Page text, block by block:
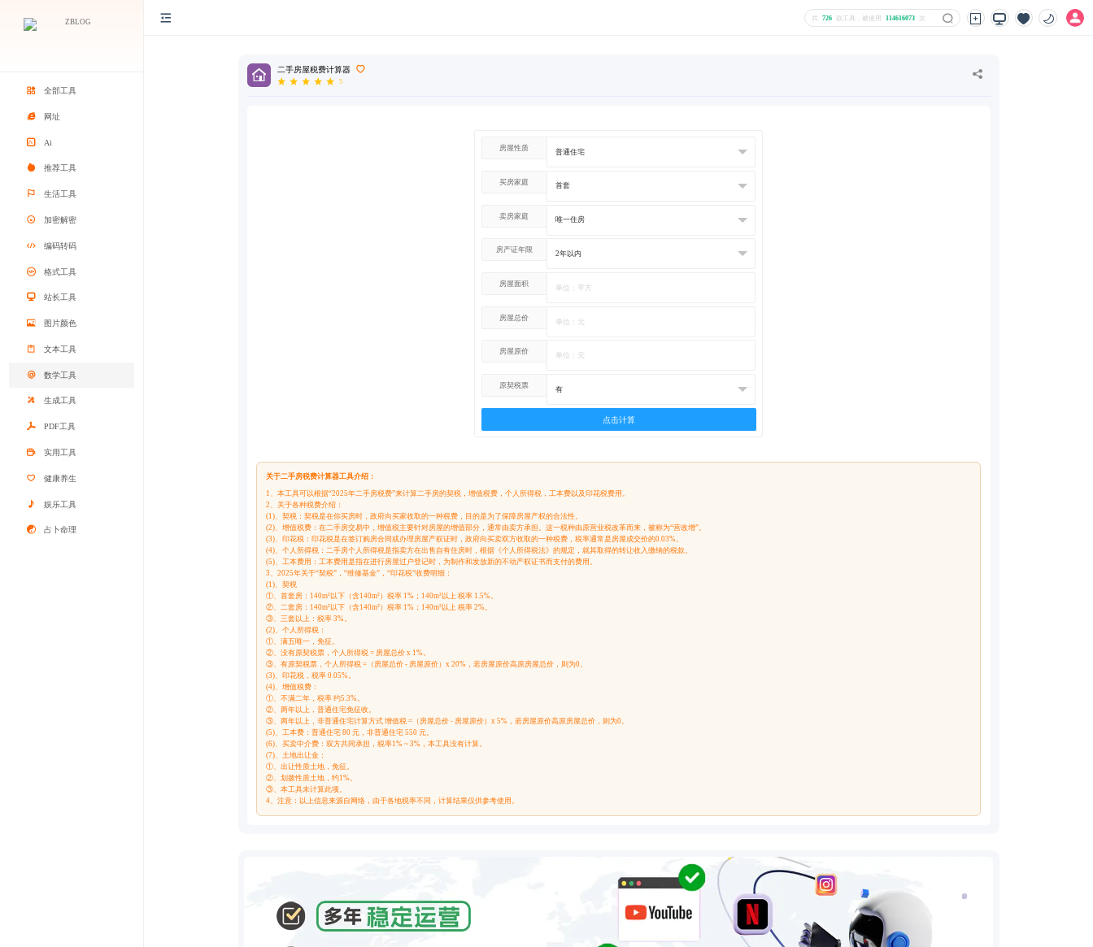
全部工具
网址
Ai
推荐工具
生活工具
加密解密
编码转码
格式工具
站长工具
图片颜色
文本工具
数学工具
生成工具
PDF工具
实用工具
健康养生
娱乐工具
占卜命理
共 726 款工具，被使用 114616073 次
二手房屋税费计算器
5
房屋性质
买房家庭
卖房家庭
房产证年限
房屋面积
房屋总价
房屋原价
原契税票
点击计算
关于二手房税费计算器工具介绍：
1、本工具可以根据“2025年二手房税费”来计算二手房的契税，增值税费，个人所得税，工本费以及印花税费用。
2、关于各种税费介绍：
(1)、契税：契税是在你买房时，政府向买家收取的一种税费，目的是为了保障房屋产权的合法性。
(2)、增值税费：在二手房交易中，增值税主要针对房屋的增值部分，通常由卖方承担。这一税种由原营业税改革而来，被称为“营改增”。
(3)、印花税：印花税是在签订购房合同或办理房屋产权证时，政府向买卖双方收取的一种税费，税率通常是房屋成交价的0.03%。
(4)、个人所得税：二手房个人所得税是指卖方在出售自有住房时，根据《个人所得税法》的规定，就其取得的转让收入缴纳的税款。
(5)、工本费用：工本费用是指在进行房屋过户登记时，为制作和发放新的不动产权证书而支付的费用。
3、2025年关于“契税”，“维修基金”，“印花税”收费明细：
(1)、契税
①、首套房：140m²以下（含140m²）税率 1%；140m²以上 税率 1.5%。
②、二套房：140m²以下（含140m²）税率 1%；140m²以上 税率 2%。
③、三套以上：税率 3%。
(2)、个人所得税：
①、满五唯一，免征。
②、没有原契税票，个人所得税 = 房屋总价 x 1%。
③、有原契税票，个人所得税 =（房屋总价 - 房屋原价）x 20%，若房屋原价高原房屋总价，则为0。
(3)、印花税，税率 0.05%。
(4)、增值税费：
①、不满二年，税率 约5.3%。
②、两年以上，普通住宅免征收。
③、两年以上，非普通住宅计算方式 增值税 =（房屋总价 - 房屋原价）x 5%，若房屋原价高原房屋总价，则为0。
(5)、工本费：普通住宅 80 元，非普通住宅 550 元。
(6)、买卖中介费：双方共同承担，税率1% ~ 3%，本工具没有计算。
(7)、土地出让金：
①、出让性质土地，免征。
②、划拨性质土地，约1%。
③、本工具未计算此项。
4、注意：以上信息来源自网络，由于各地税率不同，计算结果仅供参考使用。